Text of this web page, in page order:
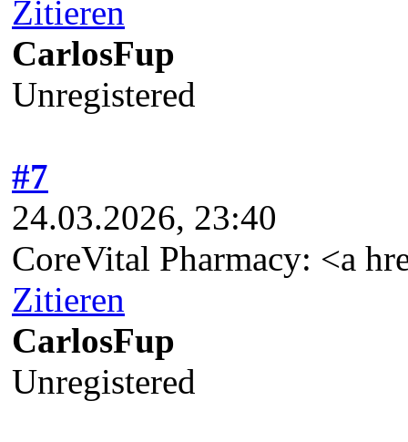
Zitieren
CarlosFup
Unregistered
#7
24.03.2026, 23:40
CoreVital Pharmacy: <a
Zitieren
CarlosFup
Unregistered